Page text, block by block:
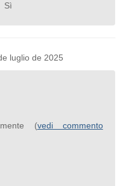
Sì
luglio de 2025
(vedi commento